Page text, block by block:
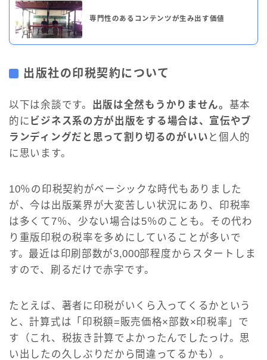
専門性のあるコンテンツが生み出す価値
出版社の印税契約について
以下は余談です。 出版は全然もうかりません。 基本
的に ビジネス系の方が出版をする場合は、宣伝やブ
ランディングだと思って割り切るのがいい と個人的
に思います。
10％の印税契約がベーシックな時代もありました
が、今は出版業界が大変苦しい状況にあり、印税率
は多くて7％、少ない場合は5％のことも。その代わ
り重版印税の税率を多めにしていることが多いで
す。最近は印刷部数が3,000部程度からスタートしま
すので、刷るだけで赤字です。
たとえば、著者に印税がいくら入ってくるかという
と、計算式は「印税額=販売価格×部数×印税率」で
す（これ、税抜き計算でよかったんでしたっけ。思
い出したの久しぶりだから間違ってるかも）。